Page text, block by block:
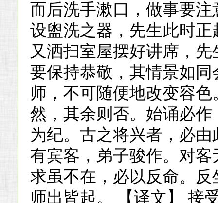
而后洗手漱口，做事要
设盥洗之器，先生此时
又洒扫室屋摆好讲席，
要保持恭敬，其情景如
师，不可随便地改变容
然，其余则否。始诵必
为纪。古之将兴者，必
有宾客，弟子骏作。对
求虽不在，必以反命。
师出皆起。 【译文】 接